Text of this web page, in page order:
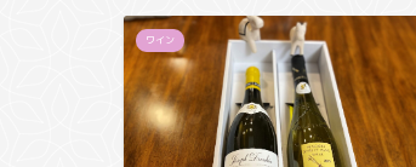
ワイン